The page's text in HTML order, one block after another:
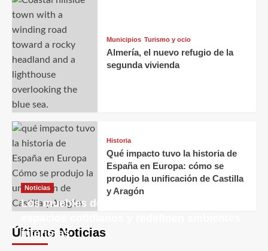
Municipios Turismo y ocio
Almería, el nuevo refugio de la
segunda vivienda
Historia
Qué impacto tuvo la historia de
España en Europa: cómo se
produjo la unificación de Castilla
y Aragón
Últimas Noticias
Noticias
Los muebles decorativos transforman
interiores